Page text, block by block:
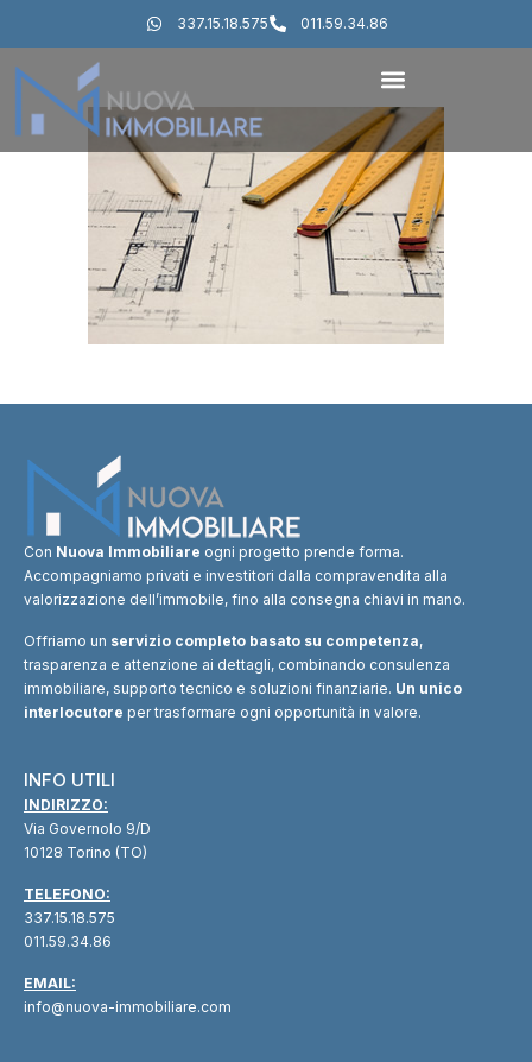
337.15.18.575 011.59.34.86
Con Nuova Immobiliare ogni progetto prende forma.
Accompagniamo privati e investitori dalla compravendita alla
valorizzazione dell’immobile, fino alla consegna chiavi in mano.
Offriamo un servizio completo basato su competenza,
trasparenza e attenzione ai dettagli, combinando consulenza
immobiliare, supporto tecnico e soluzioni finanziarie. Un unico
interlocutore per trasformare ogni opportunità in valore.
INFO UTILI
INDIRIZZO:
Via Governolo 9/D
10128 Torino (TO)
TELEFONO:
337.15.18.575
011.59.34.86
EMAIL:
info@nuova-immobiliare.com